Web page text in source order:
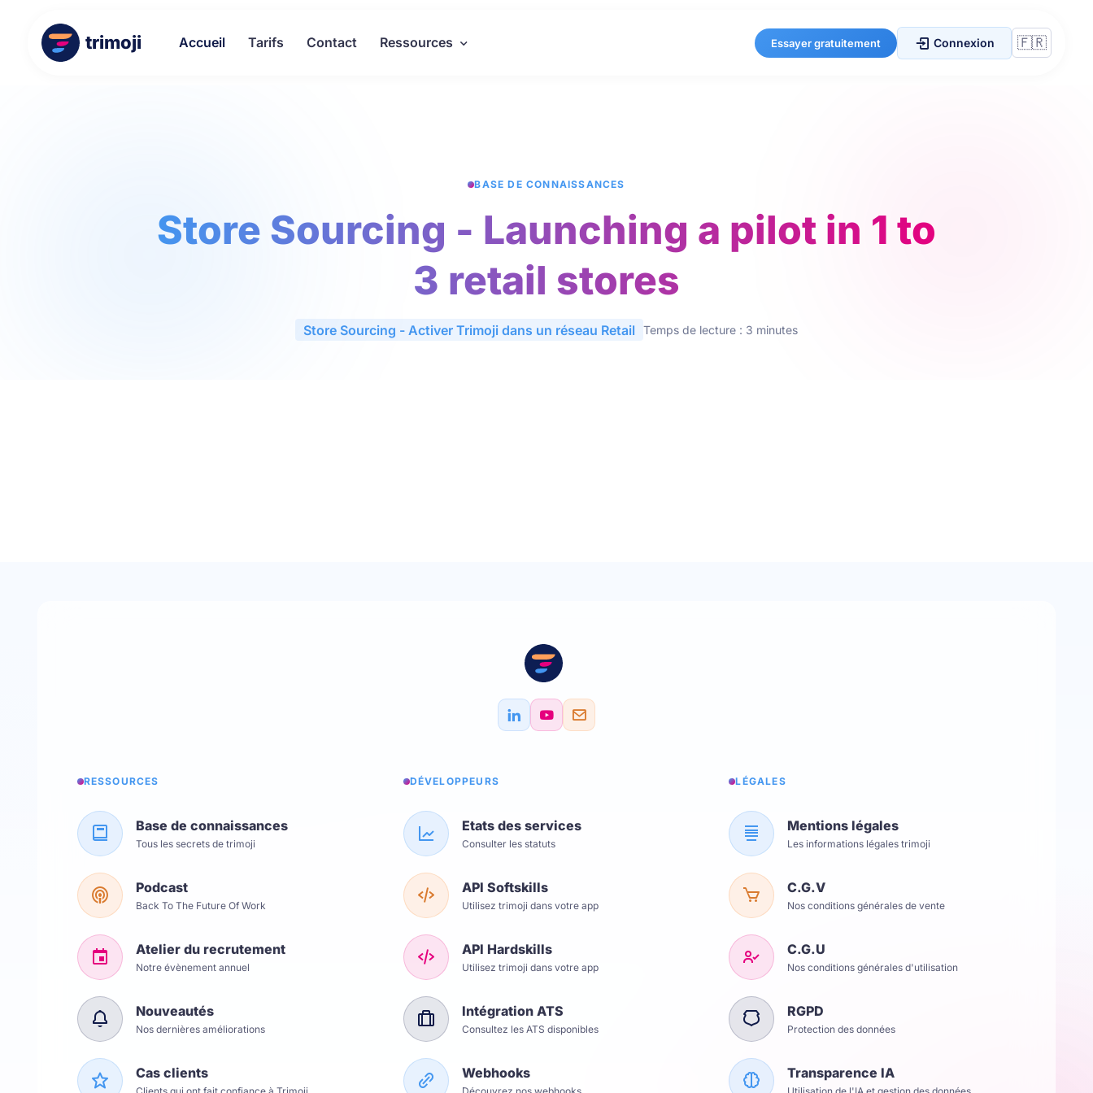
trimoji Accueil Tarifs Contact Ressources Essayer gratuitement Connexion
BASE DE CONNAISSANCES
Store Sourcing - Launching a pilot in 1 to
3 retail stores
Store Sourcing - Activer Trimoji dans un réseau Retail Temps de lecture : 3 minutes
RESSOURCES
Base de connaissances
Tous les secrets de trimoji
Podcast
Back To The Future Of Work
Atelier du recrutement
Notre évènement annuel
Nouveautés
Nos dernières améliorations
Cas clients
DÉVELOPPEURS
Etats des services
Consulter les statuts
API Softskills
Utilisez trimoji dans votre app
API Hardskills
Utilisez trimoji dans votre app
Intégration ATS
Consultez les ATS disponibles
Webhooks
LÉGALES
Mentions légales
Les informations légales trimoji
C.G.V
Nos conditions générales de vente
C.G.U
Nos conditions générales d'utilisation
RGPD
Protection des données
Transparence IA